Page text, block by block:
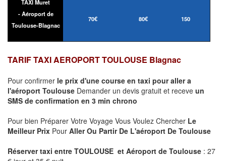
TAXI Muret
- Aéroport de
Toulouse-Blagnac
70€ 80€ 150
TARIF TAXI AEROPORT TOULOUSE Blagnac
Pour confirmer le prix d'une course en taxi pour aller a
l'aéroport Toulouse Demander un devis gratuit et receve un
SMS de confirmation en 3 min chrono
Pour bien Préparer Votre Voyage Vous Voulez Chercher Le
Meilleur Prix Pour Aller Ou Partir De L'aéroport De Toulouse
Réserver taxi entre TOULOUSE et Aéroport de Toulouse : 27